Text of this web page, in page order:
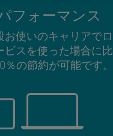
フォーマンス
お使いのキャリアでロ
ビスを使った場合に比
の節約が可能です。